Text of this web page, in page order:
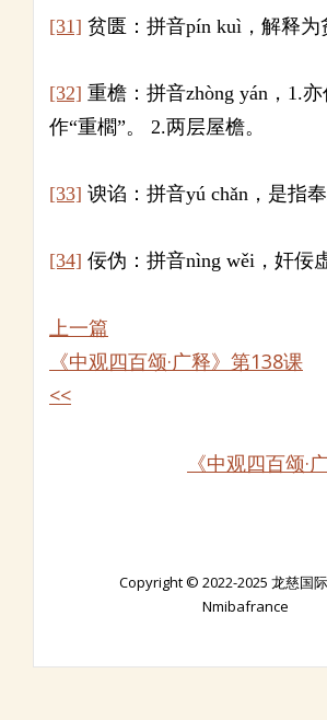
[31] 贫匮：拼音pín kuì，解释为
[32] 重檐：拼音zhòng yán，1.
作“重櫩”。 2.两层屋檐。
[33] 谀谄：拼音yú chǎn，是指奉
[34] 佞伪：拼音nìng wěi，奸佞
上一篇
《中观四百颂·广释》第138课
<<
《中观四百颂·
Copyright © 2022-2025 龙慈国
Nmibafrance